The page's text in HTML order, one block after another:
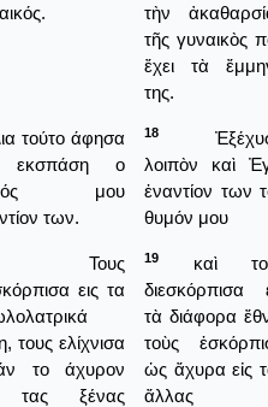
τὴν
τῆς γυναικὸς
ἔχει τὰ
της.
τούτο άφησα
εκσπάση ο
μου
των.
18
λοιπὸν καὶ
ἐναντίον των
θυμόν μου
εις τα
τους ελίχνισα
το άχυρον
τας ξένας
19
καὶ
διεσκόρπισα
τὰ διάφορα
τοὺς
ὡς ἄχυρα εἰς
ἄλλας